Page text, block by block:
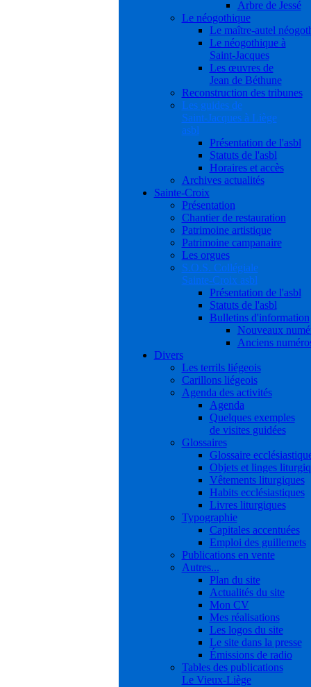
Arbre de Jessé
Le néogothique
Le maître-autel
Le néogothique à
Saint-Jacques
Les œuvres de
Jean de Béthune
Reconstruction des tribunes
Les guides de
Saint-Jacques à Liège
asbl
Présentation de l'asbl
Statuts de l'asbl
Horaires et accès
Archives actualités
Sainte-Croix
Présentation
Chantier de restauration
Patrimoine artistique
Patrimoine campanaire
Les orgues
S.O.S. Collégiale
Sainte-Croix asbl
Présentation de l'asbl
Statuts de l'asbl
Bulletins d'information
Nouveaux
Anciens
Divers
Les terrils liégeois
Carillons liégeois
Agenda des activités
Agenda
Quelques exemples
de visites guidées
Glossaires
Glossaire
Objets et linges
Vêtements liturgiques
Habits ecclésiastiques
Livres liturgiques
Typographie
Capitales accentuées
Emploi des guillemets
Publications en vente
Autres...
Plan du site
Actualités du site
Mon CV
Mes réalisations
Les logos du site
Le site dans la presse
Émissions de radio
Tables des publications
Le Vieux-Liège